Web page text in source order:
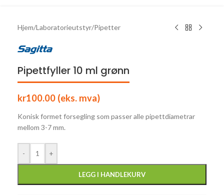
Hjem/Laboratorieutstyr/Pipetter
Pipettfyller 10 ml grønn
kr100.00 (eks. mva)
Konisk formet forsegling som passer alle pipettdiametrar
mellom 3-7 mm.
- +
LEGG I HANDLEKURV